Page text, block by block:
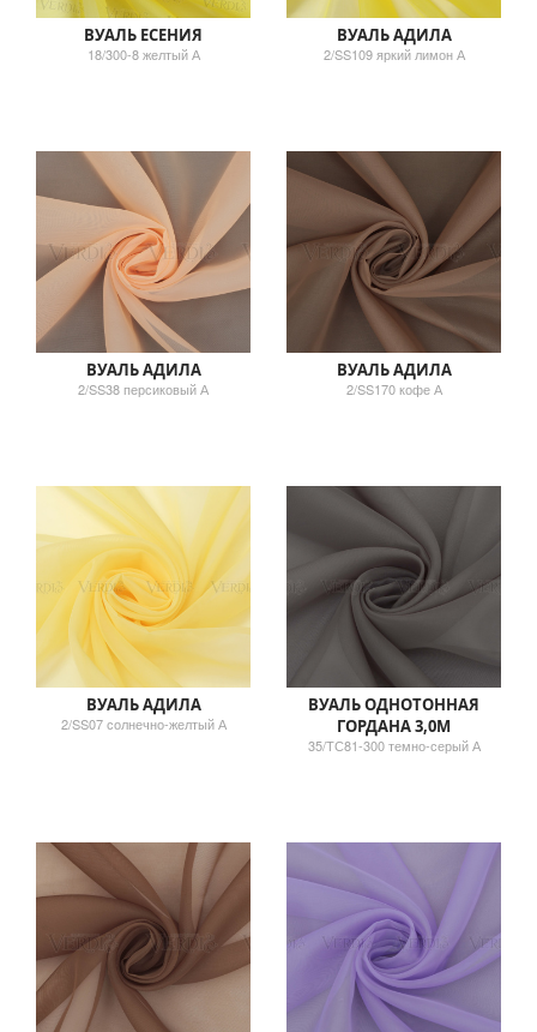
ВУАЛЬ ЕСЕНИЯ
18/300-8 желтый А
ВУАЛЬ АДИЛА
2/SS109 яркий лимон А
ВУАЛЬ АДИЛА
2/SS38 персиковый А
ВУАЛЬ АДИЛА
2/SS170 кофе А
ВУАЛЬ АДИЛА
2/SS07 солнечно-желтый А
ВУАЛЬ ОДНОТОННАЯ
ГОРДАНА 3,0М
35/ТС81-300 темно-серый А